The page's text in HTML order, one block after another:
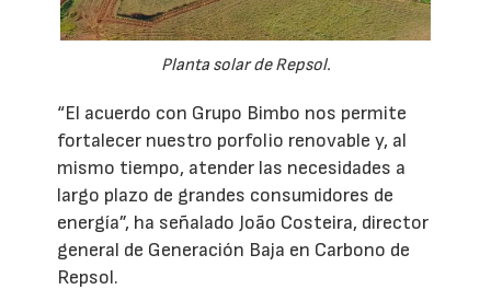
Planta solar de Repsol.
“El acuerdo con Grupo Bimbo nos permite
fortalecer nuestro porfolio renovable y, al
mismo tiempo, atender las necesidades a
largo plazo de grandes consumidores de
energía”, ha señalado João Costeira, director
general de Generación Baja en Carbono de
Repsol.